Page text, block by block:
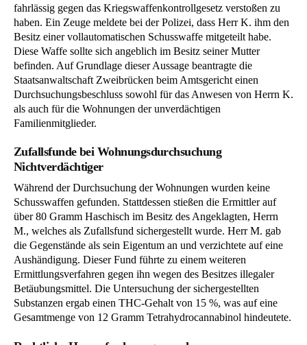
fahrlässig gegen das Kriegswaffenkontrollgesetz verstoßen zu
haben. Ein Zeuge meldete bei der Polizei, dass Herr K. ihm den
Besitz einer vollautomatischen Schusswaffe mitgeteilt habe.
Diese Waffe sollte sich angeblich im Besitz seiner Mutter
befinden. Auf Grundlage dieser Aussage beantragte die
Staatsanwaltschaft Zweibrücken beim Amtsgericht einen
Durchsuchungsbeschluss sowohl für das Anwesen von Herrn K.
als auch für die Wohnungen der unverdächtigen
Familienmitglieder.
Zufallsfunde bei Wohnungsdurchsuchung
Nichtverdächtiger
Während der Durchsuchung der Wohnungen wurden keine
Schusswaffen gefunden. Stattdessen stießen die Ermittler auf
über 80 Gramm Haschisch im Besitz des Angeklagten, Herrn
M., welches als Zufallsfund sichergestellt wurde. Herr M. gab
die Gegenstände als sein Eigentum an und verzichtete auf eine
Aushändigung. Dieser Fund führte zu einem weiteren
Ermittlungsverfahren gegen ihn wegen des Besitzes illegaler
Betäubungsmittel. Die Untersuchung der sichergestellten
Substanzen ergab einen THC-Gehalt von 15 %, was auf eine
Gesamtmenge von 12 Gramm Tetrahydrocannabinol hindeutete.